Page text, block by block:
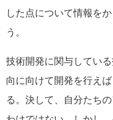
した点について情報を
う。
技術開発に関与してい
向に向けて開発を行え
る。決して、自分たち